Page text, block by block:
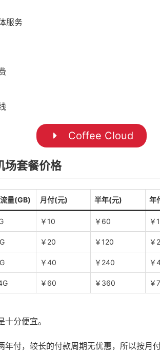
服务
Coffee Cloud
套餐价格
量(GB) 月付(元) 半年(元) 年
￥10 ￥60 ￥
￥20 ￥120 ￥
￥40 ￥240 ￥
￥60 ￥360 ￥
分便宜。
年付，较长的付款周期无优惠，所以按月